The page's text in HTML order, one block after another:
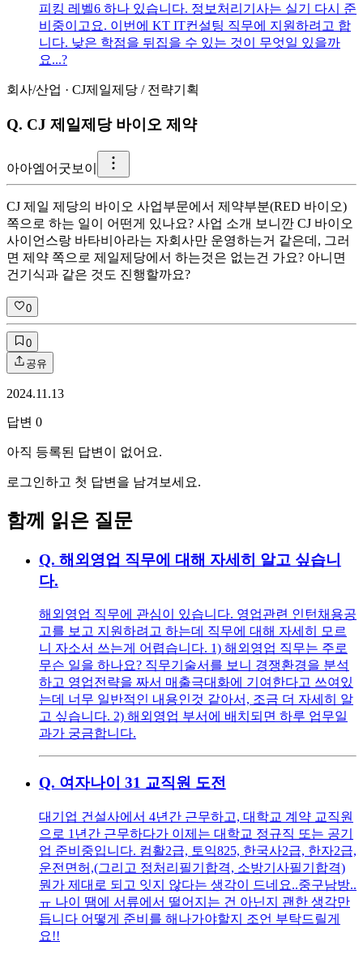
피킹 레벨6 하나 있습니다. 정보처리기사는 실기 다시 준
비중이고요. 이번에 KT IT컨설팅 직무에 지원하려고 합
니다. 낮은 학점을 뒤집을 수 있는 것이 무엇일 있을까
요...?
회사/산업 · CJ제일제당 / 전략기획
Q. CJ 제일제당 바이오 제약
아아엠어굿보이
CJ 제일 제당의 바이오 사업부문에서 제약부분(RED 바이오)
쪽으로 하는 일이 어떤게 있나요? 사업 소개 보니깐 CJ 바이오
사이언스랑 바타비아라는 자회사만 운영하는거 같은데, 그러
면 제약 쪽으로 제일제당에서 하는것은 없는건 가요? 아니면
건기식과 같은 것도 진행할까요?
0
0
공유
2024.11.13
답변 0
아직 등록된 답변이 없어요.
로그인하고 첫 답변을 남겨보세요.
함께 읽은 질문
Q. 해외영업 직무에 대해 자세히 알고 싶습니
다.
해외영업 직무에 관심이 있습니다. 영업관련 인턴채용공
고를 보고 지원하려고 하는데 직무에 대해 자세히 모르
니 자소서 쓰는게 어렵습니다. 1) 해외영업 직무는 주로
무슨 일을 하나요? 직무기술서를 보니 경쟁환경을 분석
하고 영업전략을 짜서 매출극대화에 기여한다고 쓰여있
는데 너무 일반적인 내용인것 같아서, 조금 더 자세히 알
고 싶습니다. 2) 해외영업 부서에 배치되면 하루 업무일
과가 궁금합니다.
Q. 여자나이 31 교직원 도전
대기업 건설사에서 4년간 근무하고, 대학교 계약 교직원
으로 1년간 근무하다가 이제는 대학교 정규직 또는 공기
업 준비중입니다. 컴활2급, 토익825, 한국사2급, 한자2급,
운전면허,(그리고 정처리필기합격, 소방기사필기합격)
뭔가 제대로 되고 잇지 않다는 생각이 드네요..중구남방..
ㅠ 나이 땜에 서류에서 떨어지는 건 아닌지 괜한 생각만
듭니다 어떻게 준비를 해나가야할지 조언 부탁드릴게
요!!